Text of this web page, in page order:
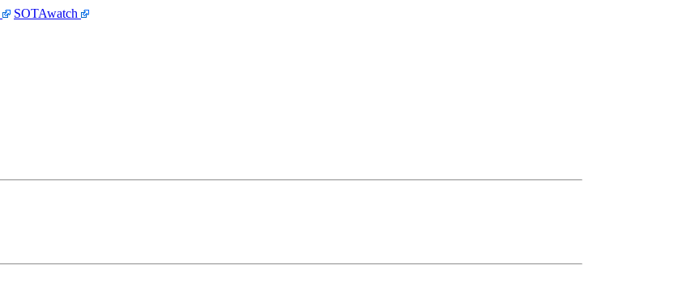
SOTAwatch